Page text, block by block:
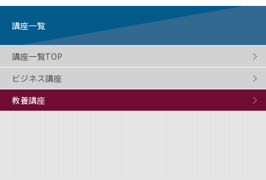
講座一覧
講座一覧TOP
ビジネス講座
教養講座